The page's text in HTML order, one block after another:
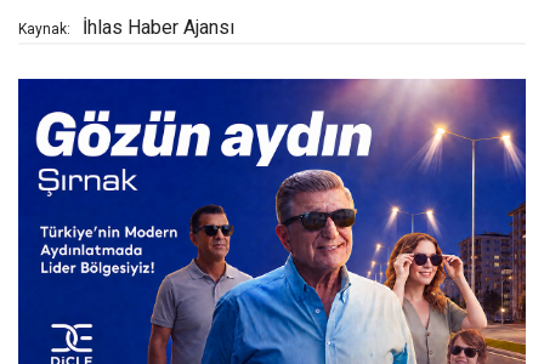
Kaynak: İhlas Haber Ajansı